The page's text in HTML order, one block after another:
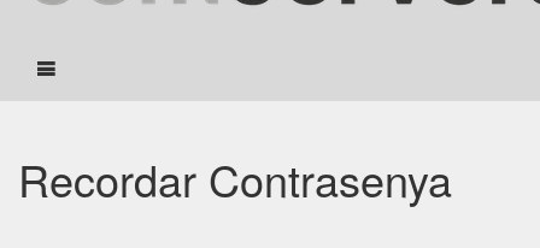
Recordar Contrasenya